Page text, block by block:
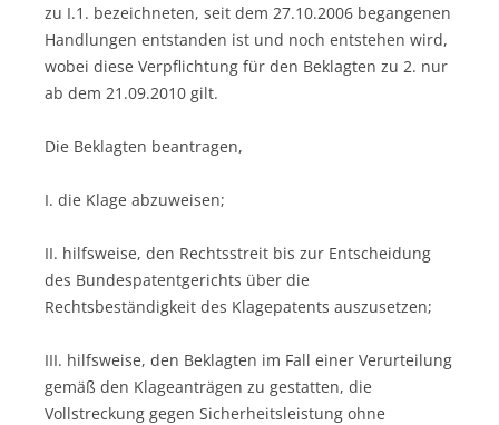
zu I.1. bezeichneten, seit dem 27.10.2006 begangenen
Handlungen entstanden ist und noch entstehen wird,
wobei diese Verpflichtung für den Beklagten zu 2. nur
ab dem 21.09.2010 gilt.
Die Beklagten beantragen,
I. die Klage abzuweisen;
II. hilfsweise, den Rechtsstreit bis zur Entscheidung
des Bundespatentgerichts über die
Rechtsbeständigkeit des Klagepatents auszusetzen;
III. hilfsweise, den Beklagten im Fall einer Verurteilung
gemäß den Klageanträgen zu gestatten, die
Vollstreckung gegen Sicherheitsleistung ohne